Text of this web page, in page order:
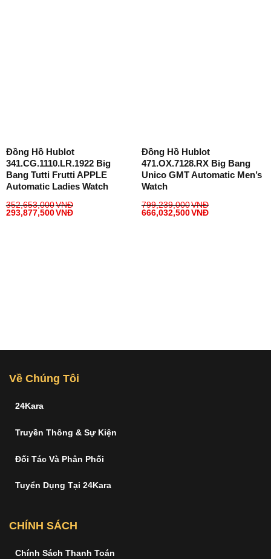
Đồng Hồ Hublot
341.CG.1110.LR.1922 Big
Bang Tutti Frutti APPLE
Automatic Ladies Watch
352,653,000VNĐ
293,877,500VNĐ
Đồng Hồ Hublot
471.OX.7128.RX Big Bang
Unico GMT Automatic Men’s
Watch
799,239,000VNĐ
666,032,500VNĐ
Về Chúng Tôi
24Kara
Truyền Thông & Sự Kiện
Đối Tác Và Phân Phối
Tuyển Dụng Tại 24Kara
CHÍNH SÁCH
Chính Sách Thanh Toán